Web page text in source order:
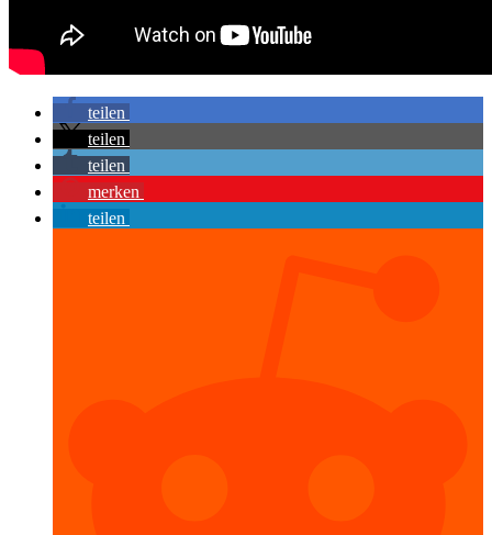
teilen
teilen
teilen
merken
teilen